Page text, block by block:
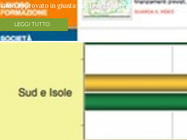
stato approvato in giunta martedì 22 novembre e che verrà
LEGGI TUTTO